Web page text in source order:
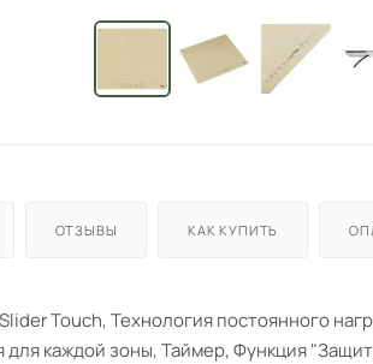
ОТЗЫВЫ КАК КУПИТЬ
Touch, Технология постоянного
для каждой зоны, Таймер, Функция